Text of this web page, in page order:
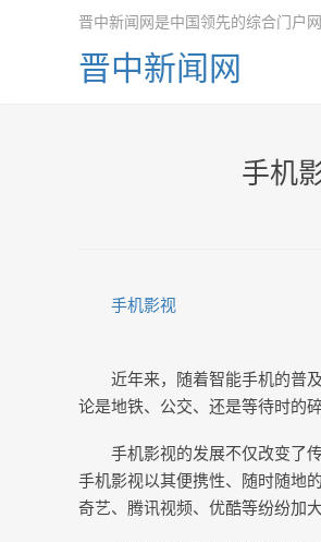
晋中新闻网是中国领先的综合门户
晋中新闻网
手机
手机影视
近年来，随着智能手机的普
论是地铁、公交、还是等待时的
手机影视的发展不仅改变了
手机影视以其便携性、随时随地
奇艺、腾讯视频、优酷等纷纷加